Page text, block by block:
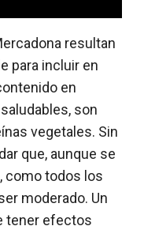
resultan
para incluir en
en
son
vegetales. Sin
que, aunque se
como todos los
moderado. Un
tener efectos